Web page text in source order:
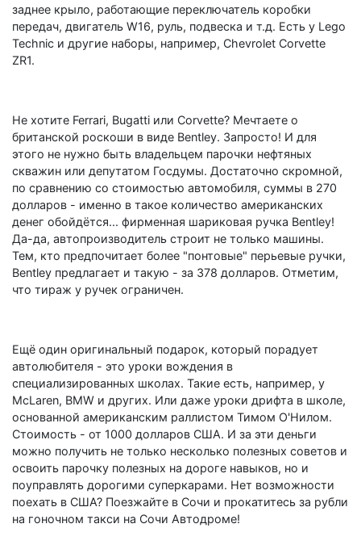
заднее крыло, работающие переключатель коробки
передач, двигатель W16, руль, подвеска и т.д. Есть у Lego
Technic и другие наборы, например, Chevrolet Corvette
ZR1.
Не хотите Ferrari, Bugatti или Corvette? Мечтаете о
британской роскоши в виде Bentley. Запросто! И для
этого не нужно быть владельцем парочки нефтяных
скважин или депутатом Госдумы. Достаточно скромной,
по сравнению со стоимостью автомобиля, суммы в 270
долларов - именно в такое количество американских
денег обойдётся... фирменная шариковая ручка Bentley!
Да-да, автопроизводитель строит не только машины.
Тем, кто предпочитает более "понтовые" перьевые ручки,
Bentley предлагает и такую - за 378 долларов. Отметим,
что тираж у ручек ограничен.
Ещё один оригинальный подарок, который порадует
автолюбителя - это уроки вождения в
специализированных школах. Такие есть, например, у
McLaren, BMW и других. Или даже уроки дрифта в школе,
основанной американским раллистом Тимом О'Нилом.
Стоимость - от 1000 долларов США. И за эти деньги
можно получить не только несколько полезных советов и
освоить парочку полезных на дороге навыков, но и
поуправлять дорогими суперкарами. Нет возможности
поехать в США? Поезжайте в Сочи и прокатитесь за рубли
на гоночном такси на Сочи Автодроме!